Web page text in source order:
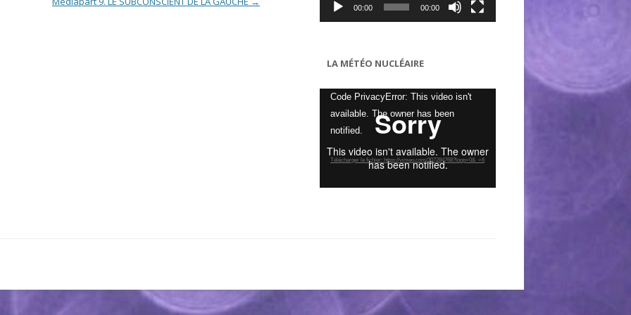
00:00 00:00
LA MÉTÉO NUCLÉAIRE
Lecteur
vidéo
Code PrivacyError: This video isn't
available. The owner has been
notified.
Télécharger le fichier: https://vimeo.com/307284768?loop=0&_=6